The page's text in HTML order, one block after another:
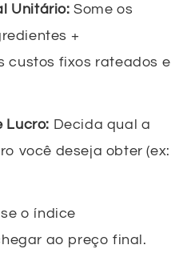
Unitário: Some os
+
custos fixos rateados e
Lucro: Decida qual a
você deseja obter (ex:
o índice
ao preço final.